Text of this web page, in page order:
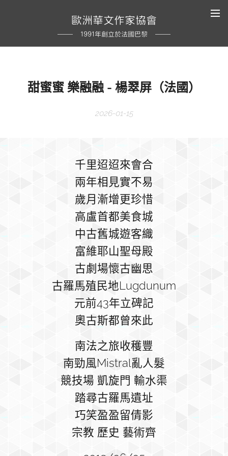
歐洲華文作家協會
1991年創立於法國巴黎
甜蜜蜜 樂融融 - 楊翠屏（法國）
2026-01-15
千里迢迢來會合
兩年相見實不易
歲月漸增更珍惜
高盧首都美食城
中古舊城遊客織
富維耶山聖母殿
古劇場懷古幽思
古羅馬殖民地Lugdunum
元前43年立碑記
奧古斯都曾來此
南法之旅收穫豐
南勁風Mistral亂人髮
競技場 凱旋門 輸水渠
踏尋古羅馬遺址
巧笑盈盈留倩影
宗教 歷史 藝術齊